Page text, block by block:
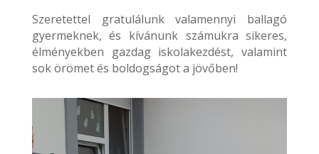
Szeretettel gratulálunk valamennyi ballagó
gyermeknek, és kívánunk számukra sikeres,
élményekben gazdag iskolakezdést, valamint
sok örömet és boldogságot a jövőben!